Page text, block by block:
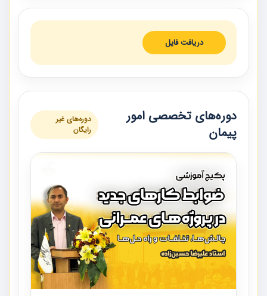
دریافت فایل
دوره‌های تخصصی امور
پیمان
دوره‌های غیر
رایگان